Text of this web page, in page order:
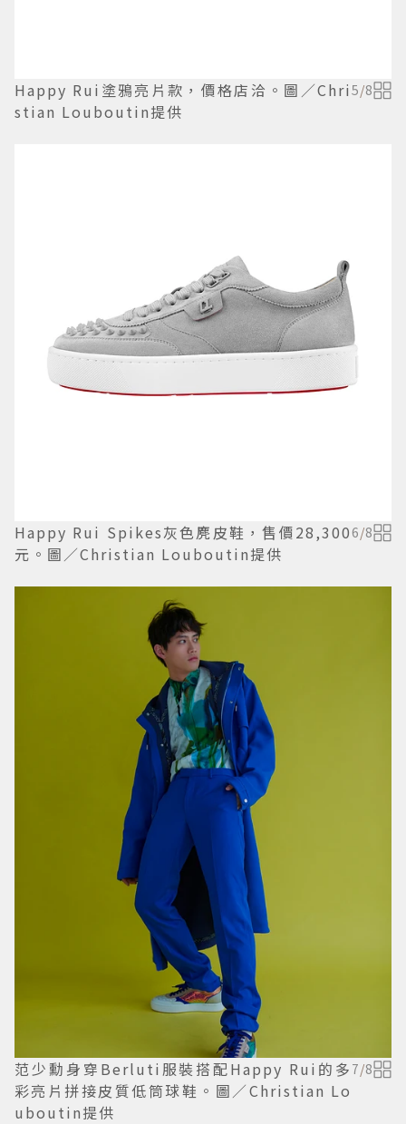
Happy Rui塗鴉亮片款，價格店洽。圖／Chri
stian Louboutin提供
5/8
Happy Rui Spikes灰色麂皮鞋，售價28,300
元。圖／Christian Louboutin提供
6/8
范少勳身穿Berluti服裝搭配Happy Rui的多
彩亮片拼接皮質低筒球鞋。圖／Christian Lo
uboutin提供
7/8